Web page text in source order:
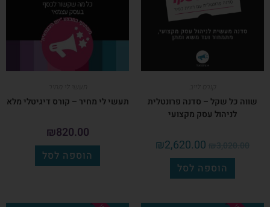
שווה כל שקל – סדנה פרונטלית
לניהול עסק מקצועי
₪2,620.00
הוספה לסל
תעשי לי מחיר – קורס דיגיטלי מלא
₪820.00
הוספה לסל